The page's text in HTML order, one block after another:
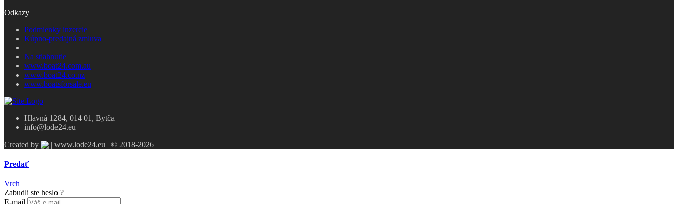
Odkazy
Podmienky inzercie
Kúpno-predajná zmluva
Na stiahnutie
www.boat24.com.au
www.boat24.co.nz
www.boatsforsale.eu
Hlavná 1284, 014 01, Bytča
info@lode24.eu
Created by
| www.lode24.eu | © 2018-2026
Predať
Vrch
Zabudli ste heslo ?